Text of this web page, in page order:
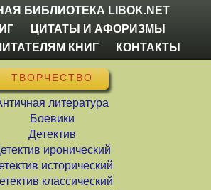
БИБЛИОТЕКА LIBOK.NET
ЦИТАТЫ И АФОРИЗМЫ
КНИГ
КОНТАКТЫ
ТВОРЧЕСТВО
литература
Боевики
Детектив
иронический
исторический
классический